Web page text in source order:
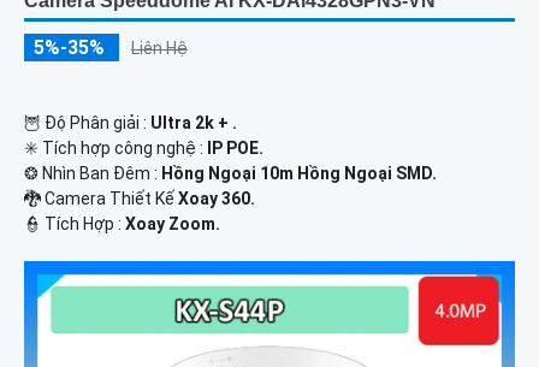
5%-35% Liên Hệ
🦉 Độ Phân giải : Ultra 2k + .
✳️ Tích hợp công nghệ :
IP POE.
❂ Nhìn Ban Đêm : Hồng Ngoại 10m Hồng Ngoại SMD.
🐉️ Camera Thiết Kế Xoay 360.
️👮 Tích Hợp : Xoay Zoom.